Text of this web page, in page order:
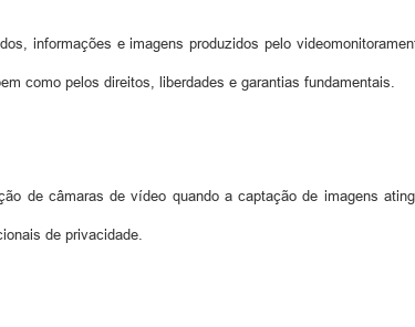
informações e imagens produzidos pelo
como pelos direitos, liberdades e garantias fundamentais.
de câmaras de vídeo quando a captação de imagens
de privacidade.